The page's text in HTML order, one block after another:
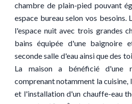
chambre de plain-pied pouvant
espace bureau selon vos besoins.
l'espace nuit avec trois grandes
bains équipée d'une baignoire
seconde salle d'eau ainsi que des
La maison a bénéficié d'une
comprenant notamment la cuisine,
et l'installation d'un chauffe-eau